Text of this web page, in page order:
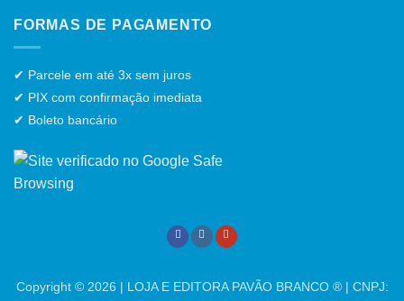
FORMAS DE PAGAMENTO
✔ Parcele em até 3x sem juros
✔ PIX com confirmação imediata
✔ Boleto bancário
Copyright © 2026 | LOJA E EDITORA PAVÃO BRANCO ® | CNPJ: